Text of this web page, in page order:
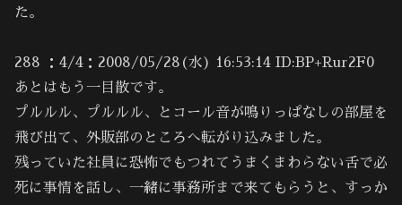
た。
288 ：4/4：2008/05/28(水) 16:53:14 ID:BP+Rur2F0
あとはもう一目散です。
プルルル、プルルル、とコール音が鳴りっぱなしの部屋を
飛び出て、外販部のところへ転がり込みました。
残っていた社員に恐怖でもつれてうまくまわらない舌で必
死に事情を話し、一緒に事務所まで来てもらうと、すっか